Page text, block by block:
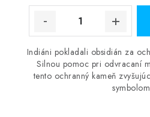
Indiáni pokladali obsidián za
Silnou pomoc pri odvracaní
tento ochranný kameň